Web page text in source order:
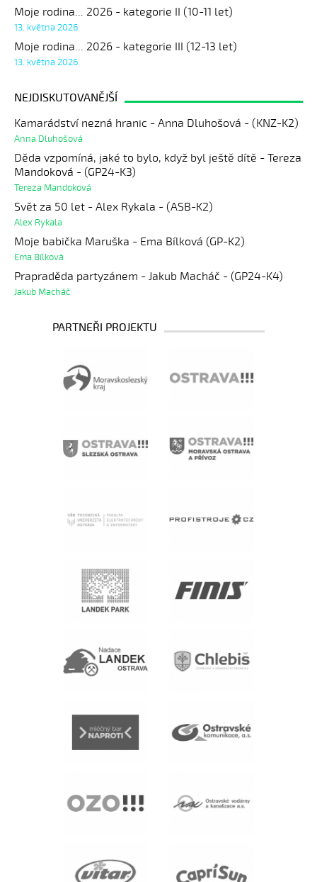
Moje rodina... 2026 - kategorie II (10-11 let)
13. května 2026
Moje rodina... 2026 - kategorie III (12-13 let)
13. května 2026
NEJDISKUTOVANĚJŠÍ
Kamarádství nezná hranic - Anna Dluhošová - (KNZ-K2)
Anna Dluhošová
Děda vzpomíná, jaké to bylo, když byl ještě dítě - Tereza
Mandoková - (GP24-K3)
Tereza Mandoková
Svět za 50 let - Alex Rykala - (ASB-K2)
Alex Rykala
Moje babička Maruška - Ema Bílková (GP-K2)
Ema Bílková
Prapraděda partyzánem - Jakub Macháč - (GP24-K4)
Jakub Macháč
PARTNEŘI PROJEKTU